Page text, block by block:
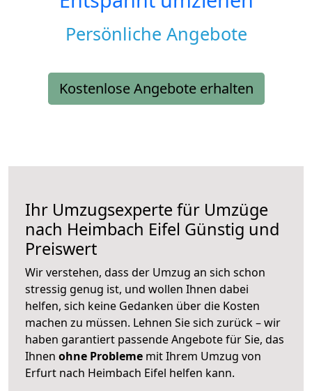
Persönliche Angebote
Kostenlose Angebote erhalten
Ihr Umzugsexperte für Umzüge
nach Heimbach Eifel Günstig und
Preiswert
Wir verstehen, dass der Umzug an sich schon
stressig genug ist, und wollen Ihnen dabei
helfen, sich keine Gedanken über die Kosten
machen zu müssen. Lehnen Sie sich zurück – wir
haben garantiert passende Angebote für Sie, das
Ihnen ohne Probleme mit Ihrem Umzug von
Erfurt nach Heimbach Eifel helfen kann.